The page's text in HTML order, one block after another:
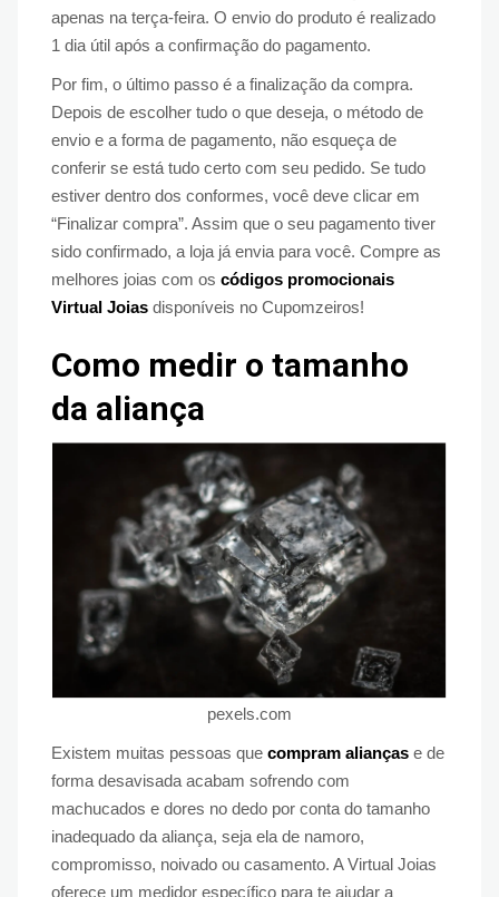
apenas na terça-feira. O envio do produto é realizado
1 dia útil após a confirmação do pagamento.
Por fim, o último passo é a finalização da compra.
Depois de escolher tudo o que deseja, o método de
envio e a forma de pagamento, não esqueça de
conferir se está tudo certo com seu pedido. Se tudo
estiver dentro dos conformes, você deve clicar em
“Finalizar compra”. Assim que o seu pagamento tiver
sido confirmado, a loja já envia para você. Compre as
melhores joias com os códigos promocionais
Virtual Joias disponíveis no Cupomzeiros!
Como medir o tamanho
da aliança
pexels.com
Existem muitas pessoas que compram alianças e de
forma desavisada acabam sofrendo com
machucados e dores no dedo por conta do tamanho
inadequado da aliança, seja ela de namoro,
compromisso, noivado ou casamento. A Virtual Joias
oferece um medidor específico para te ajudar a